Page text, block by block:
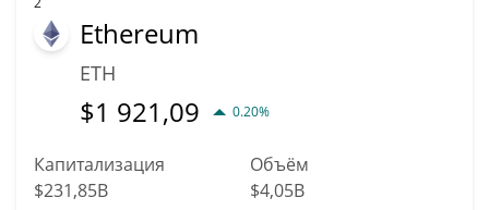
Ethereum
ETH
$1 921,09 0.20%
Капитализация
$231,85B
Объём
$4,05B